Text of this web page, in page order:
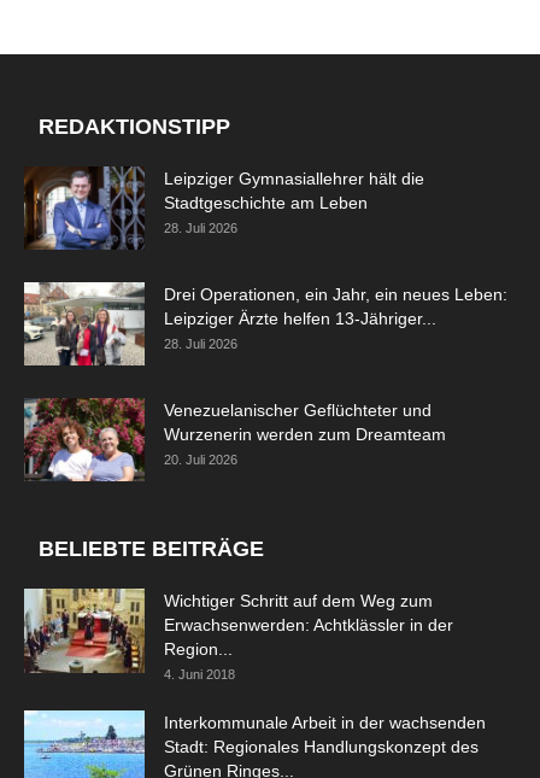
REDAKTIONSTIPP
Leipziger Gymnasiallehrer hält die
Stadtgeschichte am Leben
28. Juli 2026
Drei Operationen, ein Jahr, ein neues Leben:
Leipziger Ärzte helfen 13-Jähriger...
28. Juli 2026
Venezuelanischer Geflüchteter und
Wurzenerin werden zum Dreamteam
20. Juli 2026
BELIEBTE BEITRÄGE
Wichtiger Schritt auf dem Weg zum
Erwachsenwerden: Achtklässler in der
Region...
4. Juni 2018
Interkommunale Arbeit in der wachsenden
Stadt: Regionales Handlungskonzept des
Grünen Ringes...